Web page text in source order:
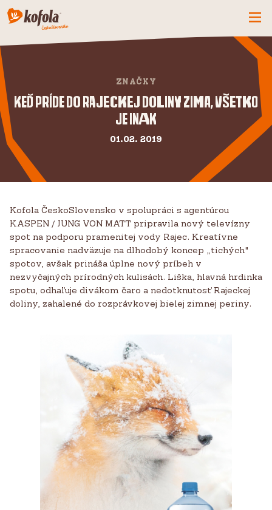
SPOZNAJ FIRMU
KOFOLA
PRODUKTY
PRIDAJ SA K NÁM
KONTAKTY
CZ SK
ZNAČKY
Keď príde do Rajeckej doliny zima, všetko
je inak
01.02. 2019
Kofola ČeskoSlovensko v spolupráci s agentúrou
KASPEN / JUNG VON MATT pripravila nový televízny
spot na podporu pramenitej vody Rajec. Kreatívne
spracovanie nadväzuje na dlhodobý koncep „tichých"
spotov, avšak prináša úplne nový príbeh v
nezvyčajných prírodných kulisách. Liška, hlavná hrdinka
spotu, odhaľuje divákom čaro a nedotknutosť Rajeckej
doliny, zahalené do rozprávkovej bielej zimnej periny.